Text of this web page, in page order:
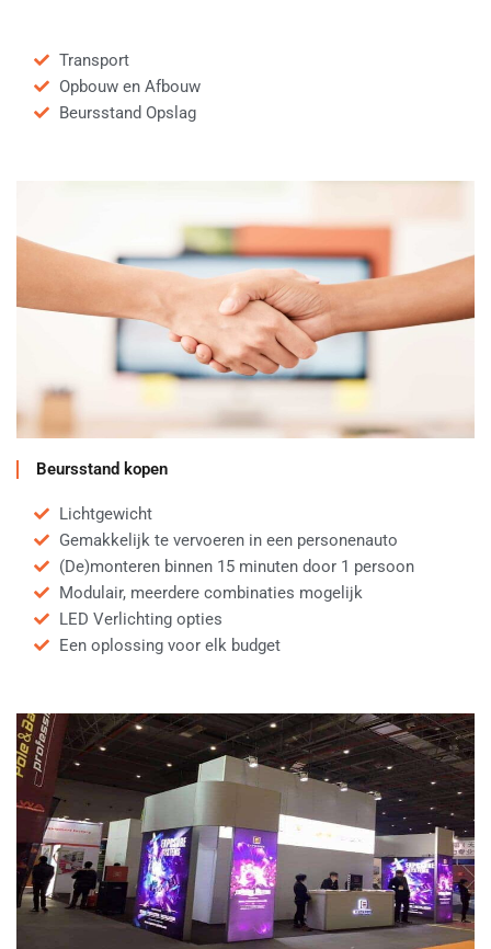
Transport
Opbouw en Afbouw
Beursstand Opslag
Beursstand kopen
Lichtgewicht
Gemakkelijk te vervoeren in een personenauto
(De)monteren binnen 15 minuten door 1 persoon
Modulair, meerdere combinaties mogelijk
LED Verlichting opties
Een oplossing voor elk budget